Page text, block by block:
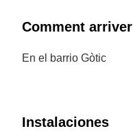
Comment arriver
En el barrio Gòtic
Instalaciones